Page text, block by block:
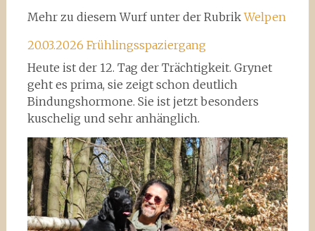
Mehr zu diesem Wurf unter der RubrikWelpen
20.03.2026 Frühlingsspaziergang
Heute ist der 12. Tag der Trächtigkeit. Grynet
geht es prima, sie zeigt schon deutlich
Bindungshormone. Sie ist jetzt besonders
kuschelig und sehr anhänglich.